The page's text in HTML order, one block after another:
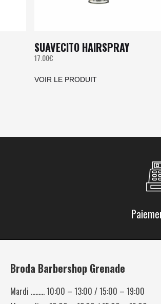
SUAVECITO HAIRSPRAY
17.00€
VOIR LE PRODUIT
Broda Barbershop Grenade
Mardi ……… 10:00 – 13:00 / 15:00 – 19:00